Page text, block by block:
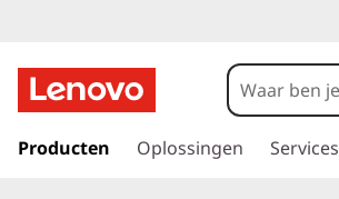
a
Producten Oplossingen Services